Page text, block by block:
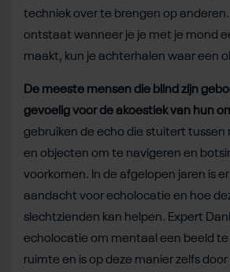
techniek over te brengen op
ontstaat wanneer je je met je mond
maakt, kun je achterhalen waar een
De meeste mensen die blind zijn
gevoelig voor de akoestiek van hun
gebruiken de echo die stuitert tussen
en objecten om te navigeren en
voorkomen. In de afgelopen jaren is
aandacht voor echolocatie en hoe
slechtzienden kan helpen. Expert
echolocatie om mentaal een beeld
ruimte en is op deze manier zelfs